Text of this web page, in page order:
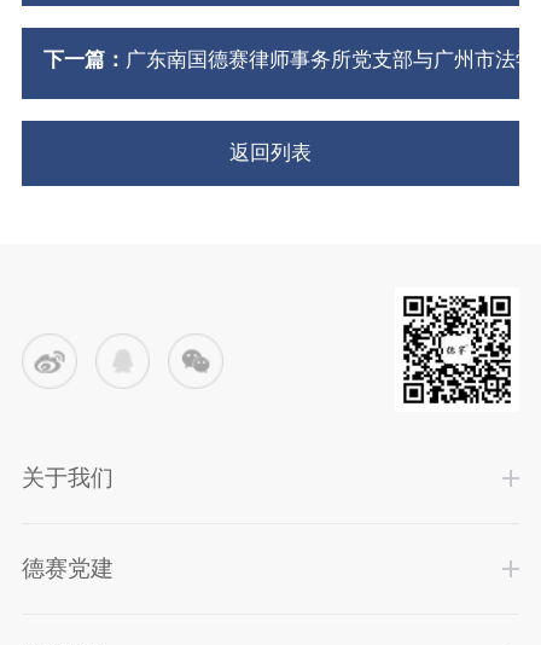
下一篇： 广东南国德赛律师事务所党支部与广州市法
返回列表
关于我们
德赛党建